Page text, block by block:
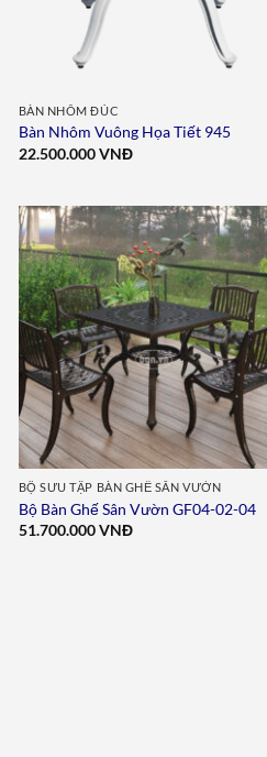
BÀN NHÔM ĐÚC
Bàn Nhôm Vuông Họa Tiết 945
22.500.000VNĐ
Add to
wishlist
BỘ SƯU TẬP BÀN GHẾ SÂN VƯỜN
Bộ Bàn Ghế Sân Vườn GF04-02-04
51.700.000VNĐ